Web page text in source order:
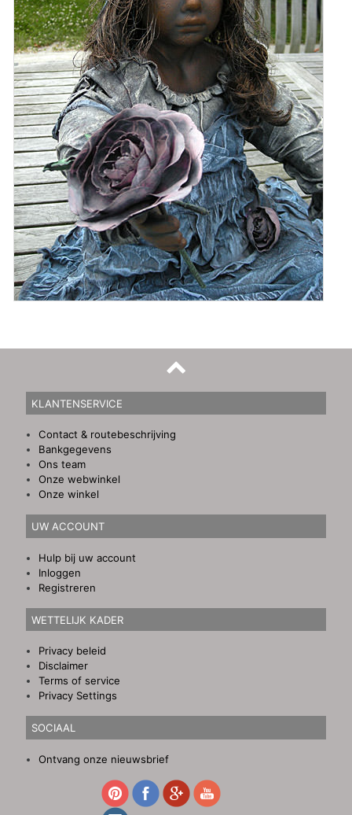
KLANTENSERVICE
Contact & routebeschrijving
Bankgegevens
Ons team
Onze webwinkel
Onze winkel
UW ACCOUNT
Hulp bij uw account
Inloggen
Registreren
WETTELIJK KADER
Privacy beleid
Disclaimer
Terms of service
Privacy Settings
SOCIAAL
Ontvang onze nieuwsbrief